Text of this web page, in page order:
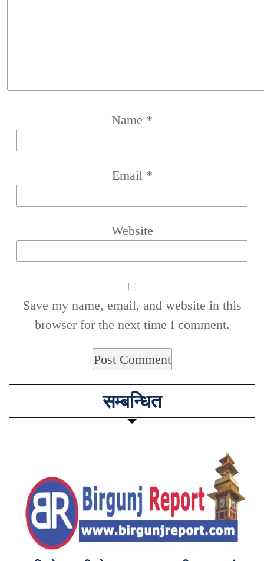
Name *
Email *
Website
Save my name, email, and website in this
browser for the next time I comment.
सम्बन्धित